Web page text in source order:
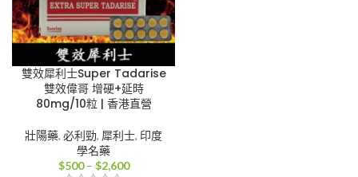
雙效犀利士Super Tadarise
雙效偉哥 增硬+延時
80mg/10粒 | 香港直營
壯陽藥, 必利勁, 犀利士, 印度
學名藥
$500 – $2,600價